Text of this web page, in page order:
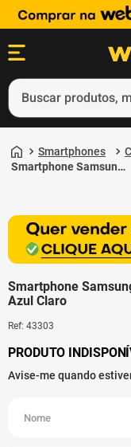
Buscar produtos,
Smartphones
Smartphone Samsung
Smartphone
Azul Claro
Ref: 43303
1º
ps5
3º
4º
smartphone